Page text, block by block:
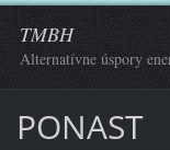
TMBH
Alternatívne úspory
PONAST